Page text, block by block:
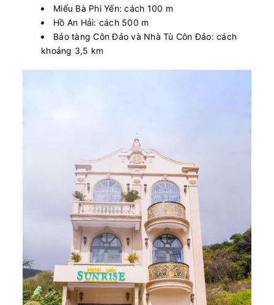
Miếu Bà Phi Yến: cách 100 m
Hồ An Hải: cách 500 m
Bảo tàng Côn Đảo và Nhà Tù Côn Đảo: cách
khoảng 3,5 km